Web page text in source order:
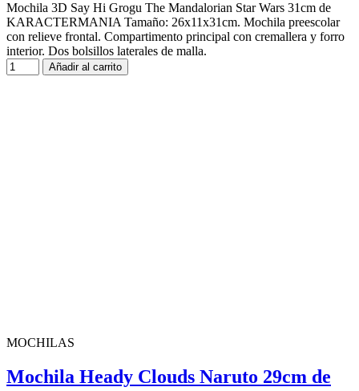
Mochila 3D Say Hi Grogu The Mandalorian Star Wars 31cm de
KARACTERMANIA Tamaño: 26x11x31cm. Mochila preescolar
con relieve frontal. Compartimento principal con cremallera y forro
interior. Dos bolsillos laterales de malla.
Añadir al carrito
MOCHILAS
Mochila Heady Clouds Naruto 29cm de